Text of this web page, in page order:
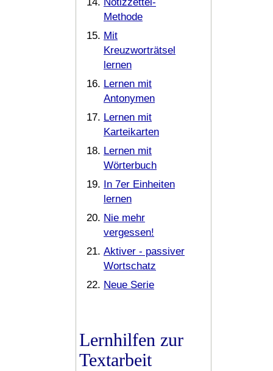
Methode
Mit
Kreuzworträtsel
lernen
Lernen mit
Antonymen
Lernen mit
Karteikarten
Lernen mit
Wörterbuch
In 7er Einheiten
lernen
Nie mehr
vergessen!
Aktiver - passiver
Wortschatz
Neue Serie
Lernhilfen zur
Textarbeit